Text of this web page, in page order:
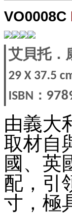
VO0008C
艾貝托．
29 X 37.5
ISBN ：
由義大
取材自
國、英
配，引
寸，極